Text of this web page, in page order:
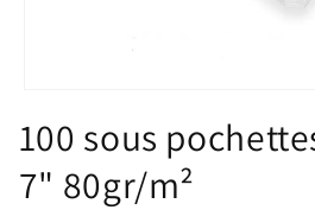
média
1
dans
une
100 sous
7" 80gr/m²